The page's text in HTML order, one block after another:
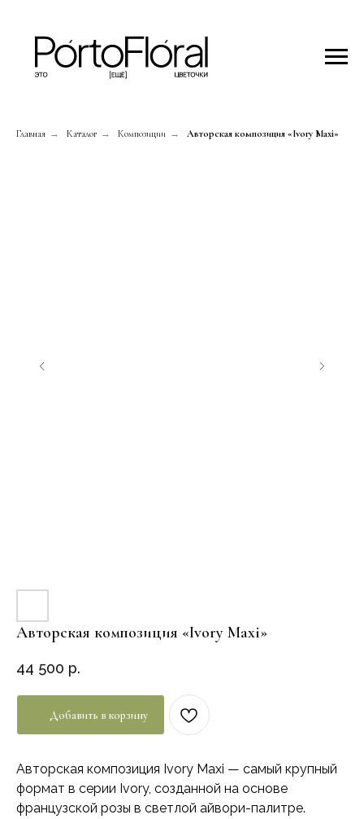
Главная → Каталог → Композиции → Авторская композиция «Ivory Maxi»
Авторская композиция «Ivory Maxi»
44 500 р.
Добавить в корзину
Авторская композиция Ivory Maxi — самый крупный
формат в серии Ivory, созданной на основе
французской розы в светлой айвори-палитре.